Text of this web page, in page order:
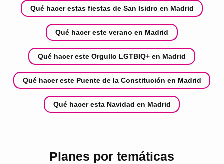
Qué hacer estas fiestas de San Isidro en Madrid
Qué hacer este verano en Madrid
Qué hacer este Orgullo LGTBIQ+ en Madrid
Qué hacer este Puente de la Constitución en Madrid
Qué hacer esta Navidad en Madrid
Planes por temáticas